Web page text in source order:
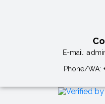
E-mail:
Phone/WA: